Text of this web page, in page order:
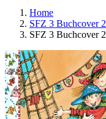
Home
SFZ 3 Buchcover 2
SFZ 3 Buchcover 2